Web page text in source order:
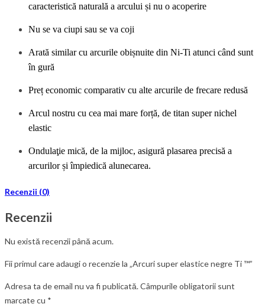
caracteristică naturală a arcului și nu o acoperire
Nu se va ciupi sau se va coji
Arată similar cu arcurile obișnuite din Ni-Ti atunci când sunt
în gură
Preț economic comparativ cu alte arcurile de frecare redusă
Arcul nostru cu cea mai mare forță, de titan super nichel
elastic
Ondulaţie mică, de la mijloc, asigură plasarea precisă a
arcurilor și împiedică alunecarea.
Recenzii (0)
Recenzii
Nu există recenzii până acum.
Fii primul care adaugi o recenzie la „Arcuri super elastice negre Ti ™”
Adresa ta de email nu va fi publicată.Câmpurile obligatorii sunt
marcate cu *